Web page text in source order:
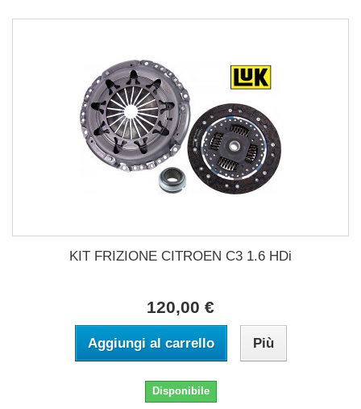
KIT FRIZIONE CITROEN C3 1.6 HDi
120,00 €
Aggiungi al carrello Più
Disponibile